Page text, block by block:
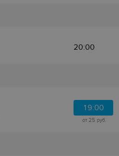
20:00
19:00
от 25 руб.